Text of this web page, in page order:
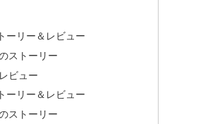
ーリー＆レビュー
ストーリー
ビュー
ーリー＆レビュー
ストーリー